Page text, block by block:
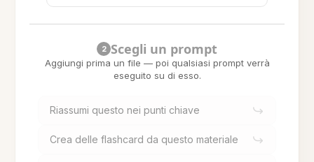
2 Scegli un prompt
Aggiungi prima un file — poi qualsiasi prompt verrà
eseguito su di esso.
Riassumi questo nei punti chiave
Crea delle flashcard da questo materiale